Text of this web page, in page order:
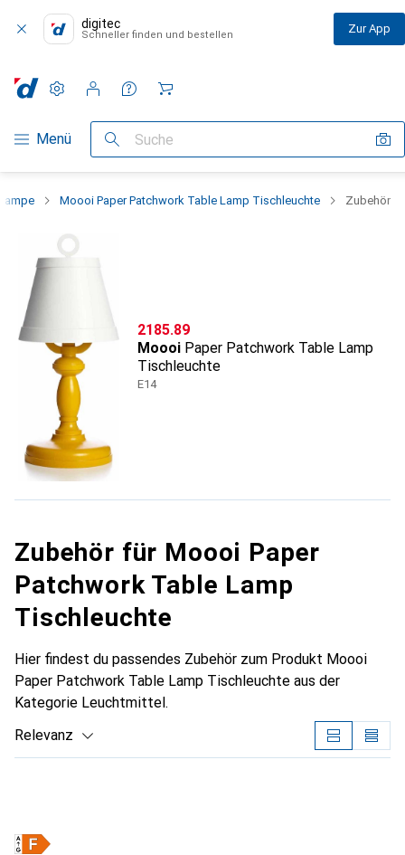
digitec
Schneller finden und bestellen Zur App
Navigation nach Kategorien
Menü Suche
Einstellungen
Kundenkonto
Vergleichslisten
Merklisten
Warenkorb
Moooi Paper Patchwork Table Lamp Tischleuchte Zubehör
CHF
2185.89
Moooi Paper Patchwork Table Lamp
Tischleuchte
E14
Zubehör für Moooi Paper
Patchwork Table Lamp
Tischleuchte
Hier findest du passendes Zubehör zum Produkt Moooi
Paper Patchwork Table Lamp Tischleuchte aus der
Kategorie Leuchtmittel.
Relevanz